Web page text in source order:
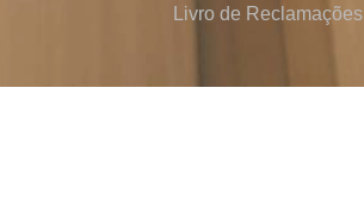
Livro de Reclamações